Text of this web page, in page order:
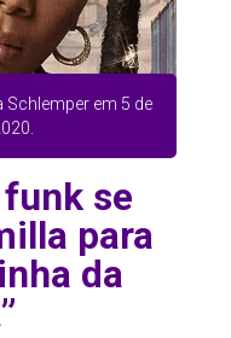
Schlemper em 5 de
se
para
da